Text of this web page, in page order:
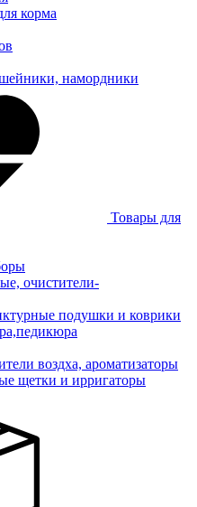
корма
намордники
Товары для
очистители-
подушки и коврики
воздха, ароматизаторы
щетки и ирригаторы